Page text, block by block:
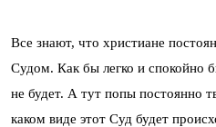
Все знают, что христиане
Судом. Как бы легко и спокойно
не будет. А тут попы постоянно
каком виде этот Суд будет